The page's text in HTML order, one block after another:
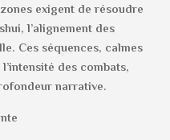
exigent de résoudre
l’alignement des
Ces séquences, calmes
des combats,
narrative.